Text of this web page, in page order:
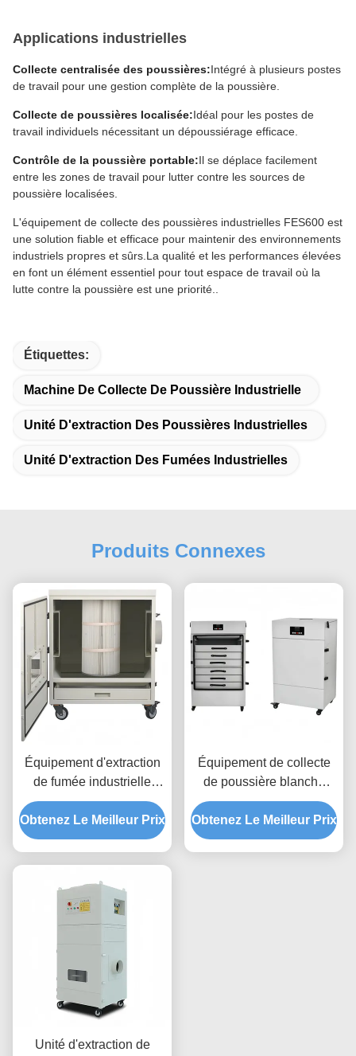
Applications industrielles
Collecte centralisée des poussières:Intégré à plusieurs postes
de travail pour une gestion complète de la poussière.
Collecte de poussières localisée:Idéal pour les postes de
travail individuels nécessitant un dépoussiérage efficace.
Contrôle de la poussière portable:Il se déplace facilement
entre les zones de travail pour lutter contre les sources de
poussière localisées.
L'équipement de collecte des poussières industrielles FES600 est
une solution fiable et efficace pour maintenir des environnements
industriels propres et sûrs.La qualité et les performances élevées
en font un élément essentiel pour tout espace de travail où la
lutte contre la poussière est une priorité..
Étiquettes:
Machine De Collecte De Poussière Industrielle
Unité D'extraction Des Poussières Industrielles
Unité D'extraction Des Fumées Industrielles
Produits Connexes
Équipement d'extraction
de fumée industrielle
compact FES1100
Collecteur de poussière
industriel 1100W pour
Obtenez Le Meilleur Prix
Équipement de collecte
de poussière blanche
industrielle FES600
Extracteur de fumée laser
600W Filtre à 7 étages
Obtenez Le Meilleur Prix
Unité d'extraction de